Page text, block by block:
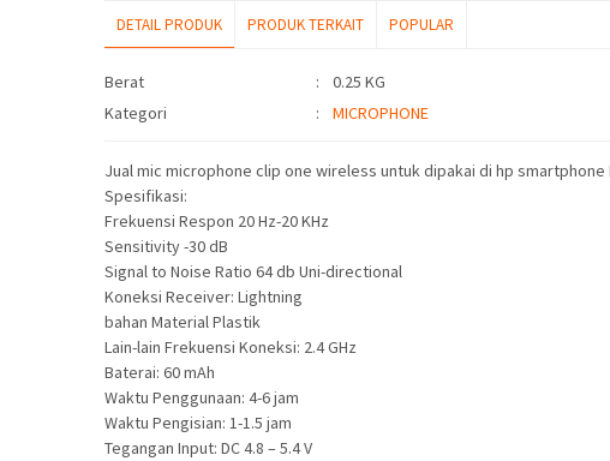
DETAIL PRODUK PRODUK TERKAIT POPULAR
Detail Produk
Berat :
0.25 KG
Kategori
: MICROPHONE
Jual mic microphone clip one wireless untuk dipakai di hp
Spesifikasi:
Frekuensi Respon 20 Hz-20 KHz
Sensitivity -30 dB
Signal to Noise Ratio 64 db Uni-directional
Koneksi Receiver: Lightning
bahan Material Plastik
Lain-lain Frekuensi Koneksi: 2.4 GHz
Baterai: 60 mAh
Waktu Penggunaan: 4-6 jam
Waktu Pengisian: 1-1.5 jam
Tegangan Input: DC 4.8 – 5.4 V